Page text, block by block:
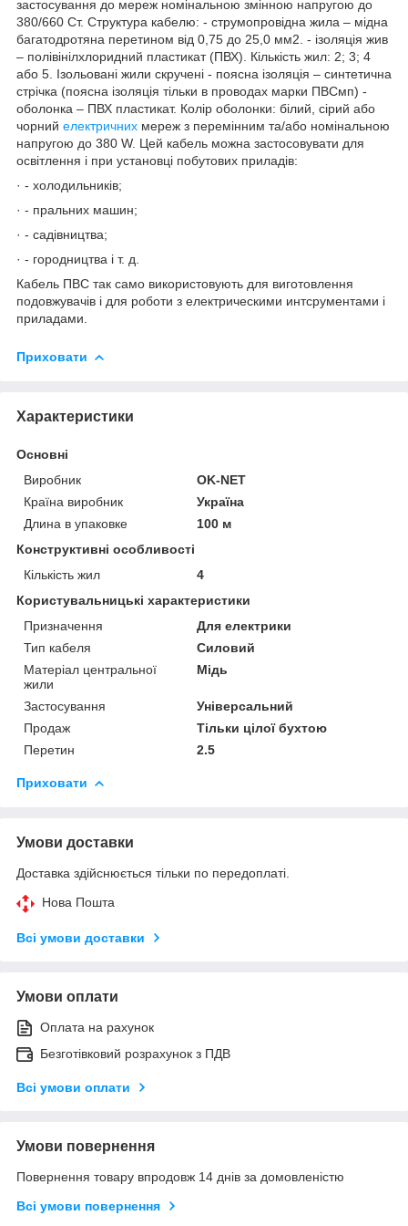
застосування до мереж номінальною змінною напругою до
380/660 Ст. Структура кабелю: - струмопровідна жила – мідна
багатодротяна перетином від 0,75 до 25,0 мм2. - ізоляція жив
– полівінілхлоридний пластикат (ПВХ). Кількість жил: 2; 3; 4
або 5. Ізольовані жили скручені - поясна ізоляція – синтетична
стрічка (поясна ізоляція тільки в проводах марки ПВСмп) -
оболонка – ПВХ пластикат. Колір оболонки: білий, сірий або
чорний електричних мереж з перемінним та/або номінальною
напругою до 380 W. Цей кабель можна застосовувати для
освітлення і при установці побутових приладів:
· - холодильників;
· - пральних машин;
· - садівництва;
· - городництва і т. д.
Кабель ПВС так само використовують для виготовлення
подовжувачів і для роботи з електрическими интсрументами і
приладами.
Приховати
Характеристики
Основні
Виробник
OK-NET
Країна виробник
Україна
Длина в упаковке
100 м
Конструктивні особливості
Кількість жил
4
Користувальницькі характеристики
Призначення
Для електрики
Тип кабеля
Силовий
Матеріал центральної
жили
Мідь
Застосування
Універсальний
Продаж
Тільки цілої бухтою
Перетин
2.5
Приховати
Умови доставки
Доставка здійснюється тільки по передоплаті.
Нова Пошта
Всі умови доставки
Умови оплати
Оплата на рахунок
Безготівковий розрахунок з ПДВ
Всі умови оплати
Умови повернення
Повернення товару впродовж 14 днів за домовленістю
Всі умови повернення